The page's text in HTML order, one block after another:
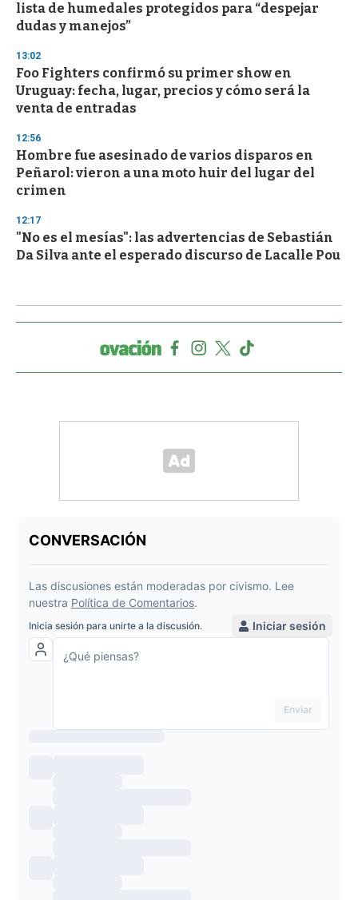
lista de humedales protegidos para “despejar
dudas y manejos”
13:02
Foo Fighters confirmó su primer show en
Uruguay: fecha, lugar, precios y cómo será la
venta de entradas
12:56
Hombre fue asesinado de varios disparos en
Peñarol: vieron a una moto huir del lugar del
crimen
12:17
"No es el mesías": las advertencias de Sebastián
Da Silva ante el esperado discurso de Lacalle Pou